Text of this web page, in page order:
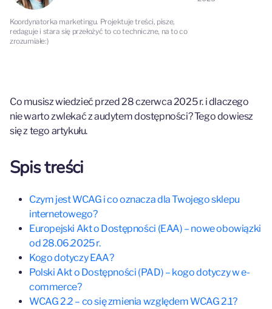
Koordynatorka marketingu. Projektuje treści, pisze,
redaguje i stara się przełożyć to co techniczne, na to co
zrozumiałe:)
Co musisz wiedzieć przed 28 czerwca 2025 r. i dlaczego
nie warto zwlekać z audytem dostępności? Tego dowiesz
się z tego artykułu.
Spis treści
Czym jest WCAG i co oznacza dla Twojego sklepu
internetowego?
Europejski Akt o Dostępności (EAA) – nowe obowiązki
od 28.06.2025 r.
Kogo dotyczy EAA?
Polski Akt o Dostępności (PAD) – kogo dotyczy w e-
commerce?
WCAG 2.2 – co się zmienia względem WCAG 2.1?